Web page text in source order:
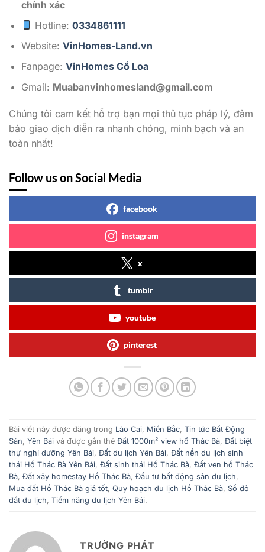
chính xác
Hotline:0334861111
Website: VinHomes-Land.vn
Fanpage: VinHomes Cổ Loa
Gmail: Muabanvinhomesland@gmail.com
Chúng tôi cam kết hỗ trợ bạn mọi thủ tục pháp lý, đảm
bảo giao dịch diễn ra nhanh chóng, minh bạch và an
toàn nhất!
Follow us on Social Media
facebook
instagram
x
tumblr
youtube
pinterest
Bài viết này được đăng trong Lào Cai, Miền Bắc, Tin tức Bất Động
Sản, Yên Bái và được gắn thẻ Đất 1000m² view hồ Thác Bà, Đất biệt
thự nghỉ dưỡng Yên Bái, Đất du lịch Yên Bái, Đất nền du lịch sinh
thái Hồ Thác Bà Yên Bái, Đất sinh thái Hồ Thác Bà, Đất ven hồ Thác
Bà, Đất xây homestay Hồ Thác Bà, Đầu tư bất động sản du lịch,
Mua đất Hồ Thác Bà giá tốt, Quy hoạch du lịch Hồ Thác Bà, Sổ đỏ
đất du lịch, Tiềm năng du lịch Yên Bái.
TRƯỜNG PHÁT